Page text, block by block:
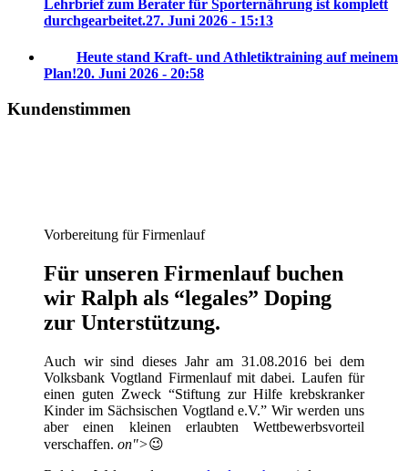
Lehrbrief zum Berater für Sporternährung ist komplett
durchgearbeitet.27. Juni 2026 - 15:13
Heute stand Kraft- und Athletiktraining auf meinem
Plan!20. Juni 2026 - 20:58
Kundenstimmen
Vorbereitung für Firmenlauf
Für unseren Firmenlauf buchen
wir Ralph als “legales” Doping
zur Unterstützung.
Auch wir sind dieses Jahr am 31.08.2016 bei dem
Volksbank Vogtland Firmenlauf mit dabei. Laufen für
einen guten Zweck “Stiftung zur Hilfe krebskranker
Kinder im Sächsischen Vogtland e.V.” Wir werden uns
aber einen kleinen erlaubten Wettbewerbsvorteil
verschaffen. on">😉